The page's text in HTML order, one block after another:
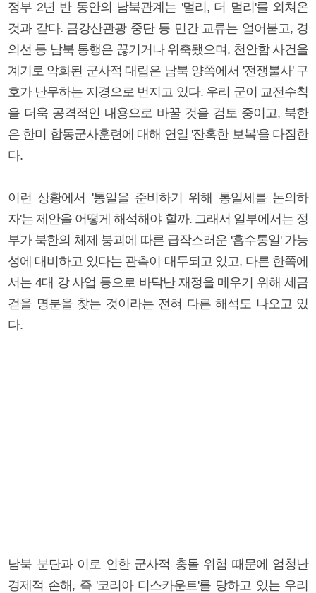
정부 2년 반 동안의 남북관계는 '멀리, 더 멀리'를 외쳐온
것과 같다. 금강산관광 중단 등 민간 교류는 얼어붙고, 경
의선 등 남북 통행은 끊기거나 위축됐으며, 천안함 사건을
계기로 악화된 군사적 대립은 남북 양쪽에서 '전쟁불사' 구
호가 난무하는 지경으로 번지고 있다. 우리 군이 교전수칙
을 더욱 공격적인 내용으로 바꿀 것을 검토 중이고, 북한
은 한미 합동군사훈련에 대해 연일 '잔혹한 보복'을 다짐한
다.
이런 상황에서 '통일을 준비하기 위해 통일세를 논의하
자'는 제안을 어떻게 해석해야 할까. 그래서 일부에서는 정
부가 북한의 체제 붕괴에 따른 급작스러운 '흡수통일' 가능
성에 대비하고 있다는 관측이 대두되고 있고, 다른 한쪽에
서는 4대 강 사업 등으로 바닥난 재정을 메우기 위해 세금
걷을 명분을 찾는 것이라는 전혀 다른 해석도 나오고 있
다.
남북 분단과 이로 인한 군사적 충돌 위험 때문에 엄청난
경제적 손해, 즉 '코리아 디스카운트'를 당하고 있는 우리